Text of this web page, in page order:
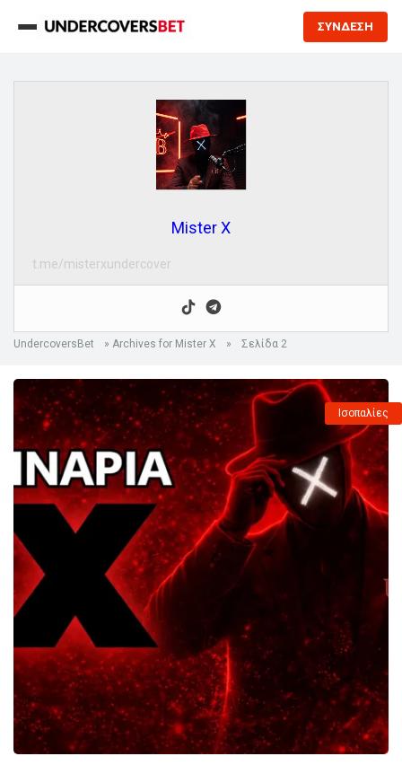
ΣΥΝΔΕΣΗ
Mister X
t.me/misterxundercover
UndercoversBet » Archives for Mister X » Σελίδα 2
Ισοπαλίες